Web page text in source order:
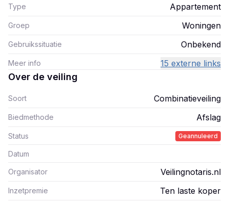
Type Appartement
Groep Woningen
Gebruikssituatie Onbekend
Meer info 15 externe links
Over de veiling
Soort Combinatieveiling
Biedmethode Afslag
Status Geannuleerd
Datum
Organisator Veilingnotaris.nl
Inzetpremie Ten laste koper